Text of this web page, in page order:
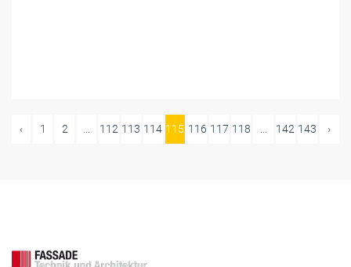
‹ 1 2 112 113 114 115 116 117 118 142 143 ›